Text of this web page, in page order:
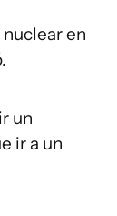
en
un
ir a un